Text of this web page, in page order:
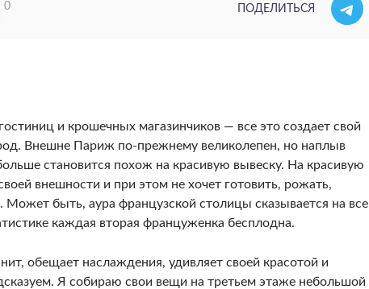
0 ПОДЕЛИТЬСЯ
и крошечных магазинчиков — все это создает свой
Внешне Париж по-прежнему великолепен, но на­плыв
становится похож на красивую вывеску. На кра­сивую
внешности и при этом не хочет готовить, рожать,
Может быть, аура французской столицы сказывается на
каждая вторая француженка бесплодна.
обе­щает наслаждения, удивляет своей красотой и
Я собираю свои вещи на третьем этаже небольшой